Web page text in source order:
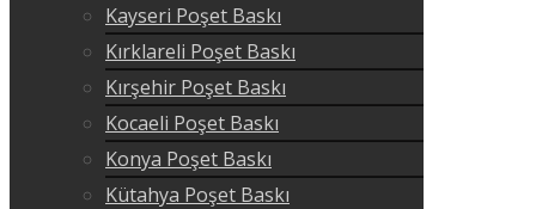
Kayseri Poşet Baskı
Kırklareli Poşet Baskı
Kırşehir Poşet Baskı
Kocaeli Poşet Baskı
Konya Poşet Baskı
Kütahya Poşet Baskı